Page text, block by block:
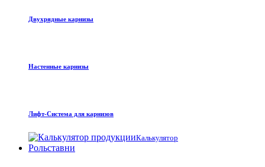
Двухрядные карнизы
Настенные карнизы
Лифт-Система для карнизов
Калькулятор
Рольставни